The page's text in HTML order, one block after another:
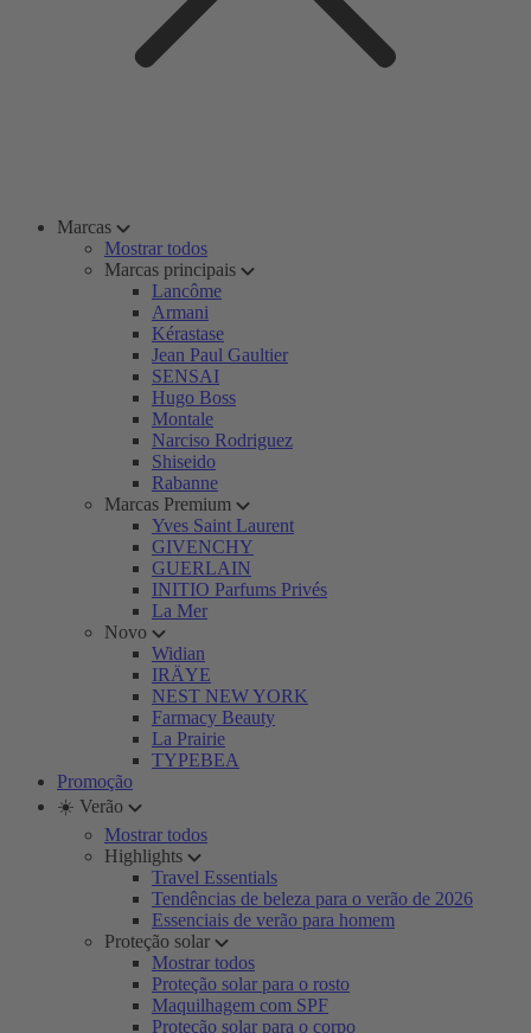
Marcas
Mostrar todos
Marcas principais
Lancôme
Armani
Kérastase
Jean Paul Gaultier
SENSAI
Hugo Boss
Montale
Narciso Rodriguez
Shiseido
Rabanne
Marcas Premium
Yves Saint Laurent
GIVENCHY
GUERLAIN
INITIO Parfums Privés
La Mer
Novo
Widian
IRÄYE
NEST NEW YORK
Farmacy Beauty
La Prairie
TYPEBEA
Promoção
☀️ Verão
Mostrar todos
Highlights
Travel Essentials
Tendências de beleza para o verão de 2026
Essenciais de verão para homem
Proteção solar
Mostrar todos
Proteção solar para o rosto
Maquilhagem com SPF
Proteção solar para o corpo